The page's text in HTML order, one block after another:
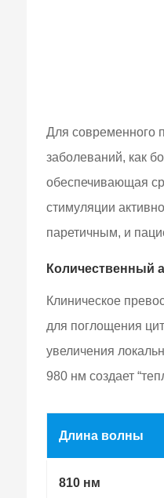
Для современного
заболеваний, как
обеспечивающая
стимуляции
паретичным, и
Количественный
Клиническое
для поглощения
увеличения
980 нм создает
Длина волны
810 нм